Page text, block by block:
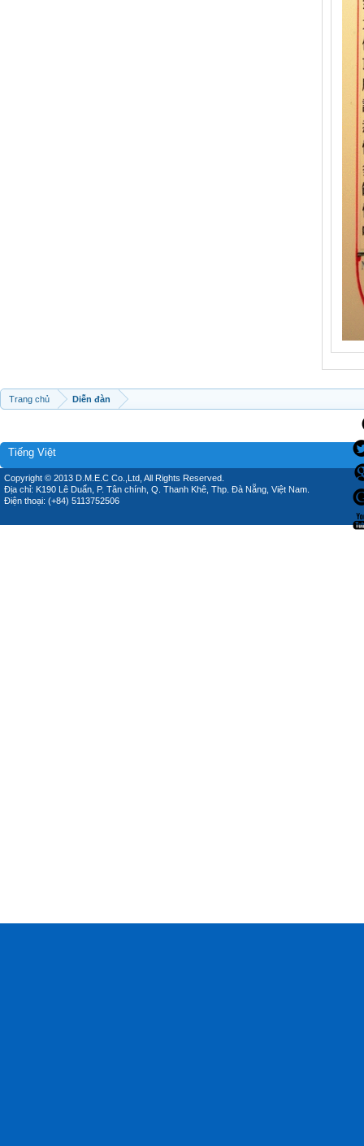
Trang chủ Diễn đàn
Tiếng Việt
Copyright © 2013 D.M.E.C Co.,Ltd, All Rights Reserved.
Địa chỉ: K190 Lê Duẩn, P. Tân chính, Q. Thanh Khê, Thp. Đà Nẵng, Việt Nam.
Điện thoại: (+84) 5113752506